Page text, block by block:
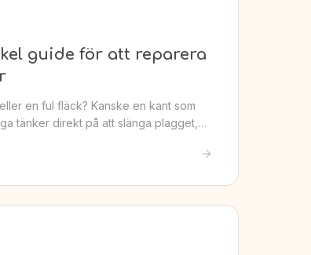
guide för att reparera
en ful fläck? Kanske en kant som
tänker direkt på att slänga plagget,…